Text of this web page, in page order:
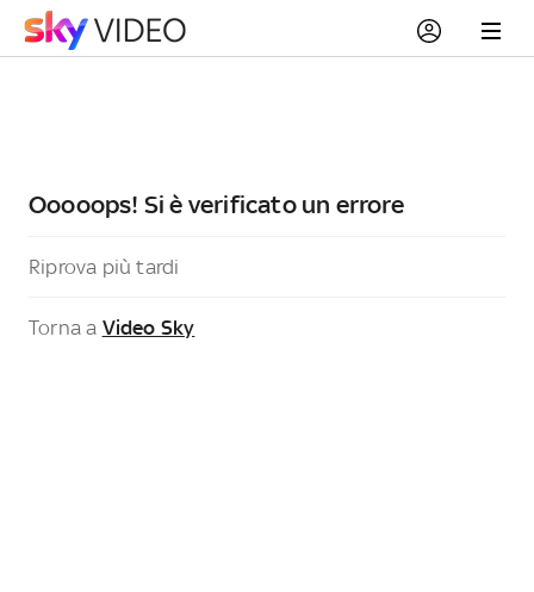
Ooooops! Si è verificato un errore
Riprova più tardi
Torna a Video Sky